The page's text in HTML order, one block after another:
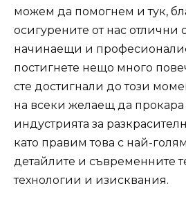
можем да помогнем и тук,
осигурените от нас отлични
начинаещи и
постигнете нещо много
сте достигнали до този
на всеки желаещ да прокара
индустрията за
като правим това с най-
детайлите и съвременните
технологии и изисквания.